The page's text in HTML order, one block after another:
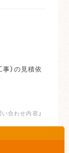
）の見積依
合わせ内容」